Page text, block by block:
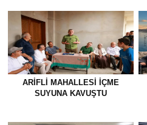
ARIFLI MAHALLESI İÇME
SUYUNA KAVUŞTU